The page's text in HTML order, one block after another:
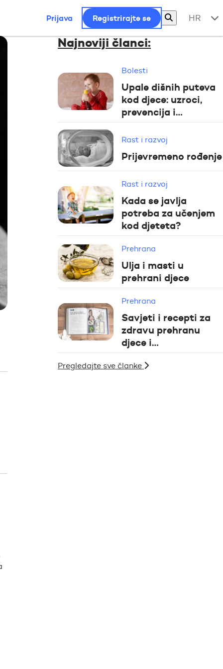
Prijava Registrirajte se HR
Najnoviji članci:
Bolesti
Upale dišnih puteva
kod djece: uzroci,
prevencija i…
Rast i razvoj
Prijevremeno rođenje
Rast i razvoj
Kada se javlja
potreba za učenjem
kod djeteta?
Prehrana
Ulja i masti u
prehrani djece
Prehrana
Savjeti i recepti za
zdravu prehranu
djece i…
Pregledajte sve članke